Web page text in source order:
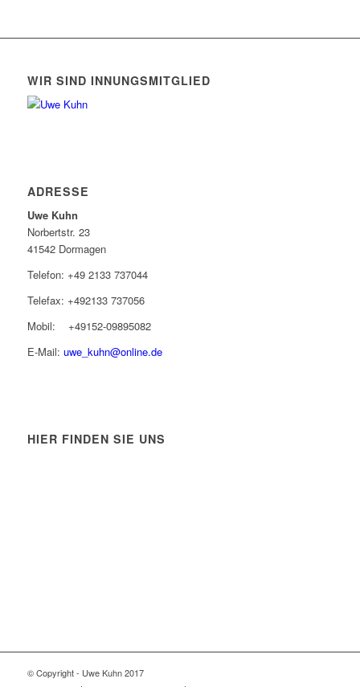
WIR SIND INNUNGSMITGLIED
ADRESSE
Uwe Kuhn
Norbertstr. 23
41542 Dormagen
Telefon: +49 2133 737044
Telefax: +492133 737056
Mobil: +49152-09895082
E-Mail: uwe_kuhn@online.de
HIER FINDEN SIE UNS
© Copyright - Uwe Kuhn 2017